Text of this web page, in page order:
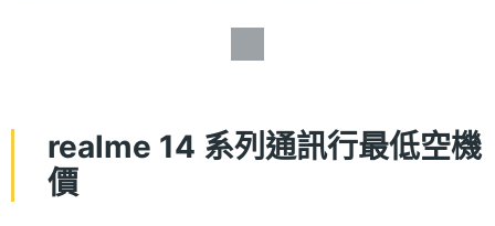
realme 14 系列通訊行最低空機
價